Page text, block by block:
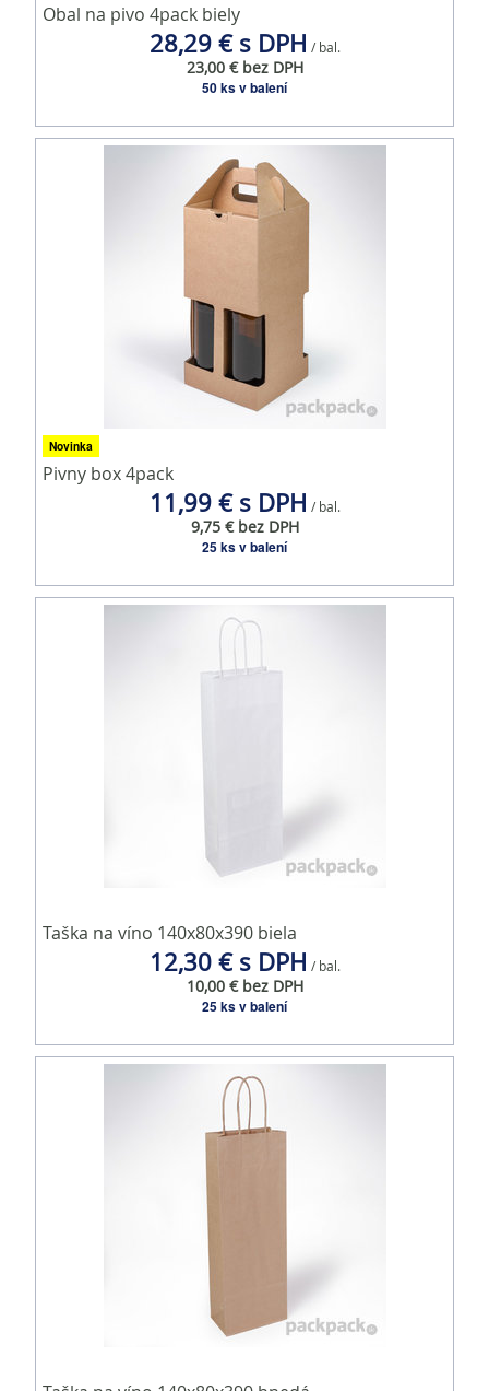
Obal na pivo 4pack biely
28,29 € s DPH / bal.
23,00 € bez DPH
50 ks v balení
Novinka
Pivny box 4pack
11,99 € s DPH / bal.
9,75 € bez DPH
25 ks v balení
Taška na víno 140x80x390 biela
12,30 € s DPH / bal.
10,00 € bez DPH
25 ks v balení